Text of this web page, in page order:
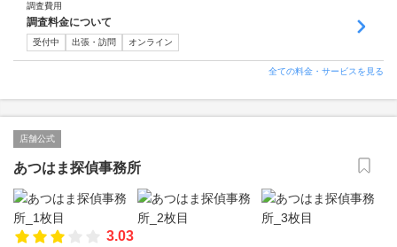
調査費用
調査料金について
受付中 出張・訪問 オンライン
全ての料金・サービスを見る
店舗公式
あつはま探偵事務所
3.03